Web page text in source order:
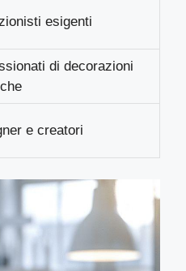
esigenti
di decorazioni
e creatori